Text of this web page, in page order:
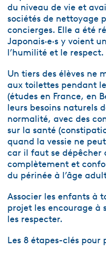
du niveau de vie et
sociétés de nettoyage
concierges. Elle a été
Japonais·e·s y voient
l’humilité et le respect.
Un tiers des élèves ne
aux toilettes pendant
(études en France, en
leurs besoins naturels
normalité, avec des
sur la santé
quand la vessie ne
car il faut se dépêcher
complètement et
du périnée à l’âge
Associer les enfants à
projet les encourage à
les respecter.
Les 8 étapes-clés pour